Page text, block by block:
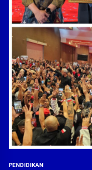
PENDIDIKAN